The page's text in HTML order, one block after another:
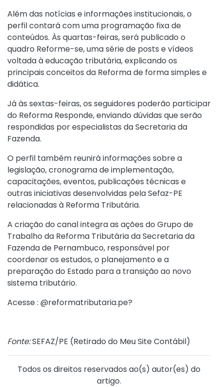
Além das notícias e informações institucionais, o
perfil contará com uma programação fixa de
conteúdos. Às quartas-feiras, será publicado o
quadro Reforme-se, uma série de posts e vídeos
voltada à educação tributária, explicando os
principais conceitos da Reforma de forma simples e
didática.
Já às sextas-feiras, os seguidores poderão participar
do Reforma Responde, enviando dúvidas que serão
respondidas por especialistas da Secretaria da
Fazenda.
O perfil também reunirá informações sobre a
legislação, cronograma de implementação,
capacitações, eventos, publicações técnicas e
outras iniciativas desenvolvidas pela Sefaz-PE
relacionadas à Reforma Tributária.
A criação do canal integra as ações do Grupo de
Trabalho da Reforma Tributária da Secretaria da
Fazenda de Pernambuco, responsável por
coordenar os estudos, o planejamento e a
preparação do Estado para a transição ao novo
sistema tributário.
Acesse : @reformatributaria.pe?
Fonte:SEFAZ/PE (Retirado do Meu Site Contábil)
Todos os direitos reservados ao(s) autor(es) do
artigo.